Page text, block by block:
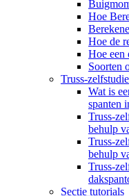
Hoe
Hoe de
Hoe een
Soorten
Truss-
Wat is
spanten
Truss-
behulp
Truss-
behulp
Truss-
Sectie tutorials